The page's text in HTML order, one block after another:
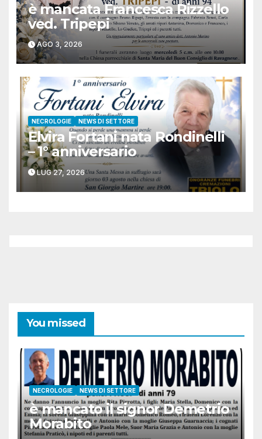
è mancata Francesca Rizzello
ved. Tripepi
AGO 3, 2026
NECROLOGIE NEWS DI SETTORE
Elvira Fortani nata Rondinelli
– 1° anniversario
LUG 27, 2026
You missed
NECROLOGIE NEWS DI SETTORE
è mancato il signor Demetrio
Morabito